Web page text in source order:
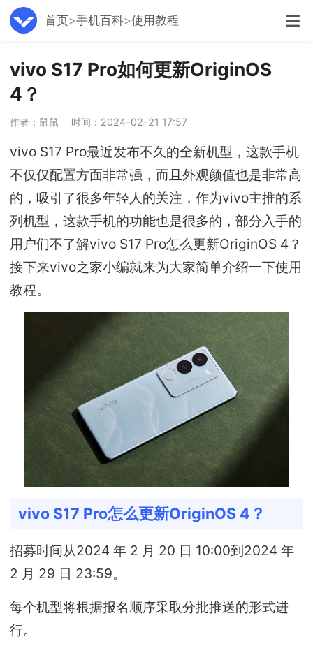
首页 手机百科 使用教程
vivo S17 Pro如何更新OriginOS
4？
作者：鼠鼠 时间：2024-02-21 17:57
vivo S17 Pro最近发布不久的全新机型，这款手机
不仅仅配置方面非常强，而且外观颜值也是非常高
的，吸引了很多年轻人的关注，作为vivo主推的系
列机型，这款手机的功能也是很多的，部分入手的
用户们不了解vivo S17 Pro怎么更新OriginOS 4？
接下来vivo之家小编就来为大家简单介绍一下使用
教程。
vivo S17 Pro怎么更新OriginOS 4？
招募时间从2024 年 2 月 20 日 10:00到2024 年
2 月 29 日 23:59。
每个机型将根据报名顺序采取分批推送的形式进
行。